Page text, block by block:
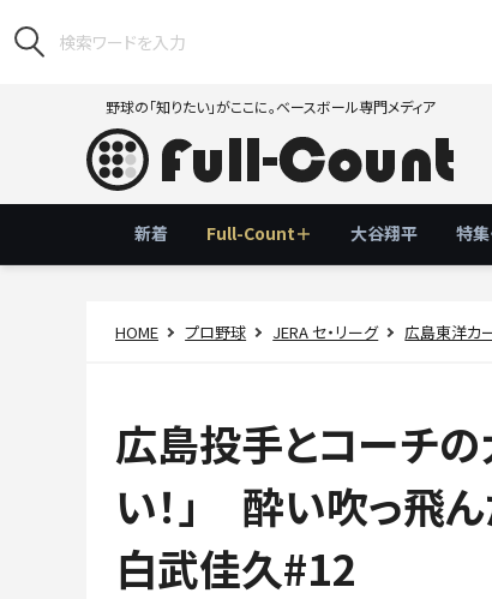
野球の「知りたい」がここに。ベースボール専門メディア
新着 Full-Count＋ 大谷翔平 特集
HOME プロ野球 JERA セ・リーグ 広島東洋カ
広島投手とコーチ
い！」 酔い吹っ飛
白武佳久#12